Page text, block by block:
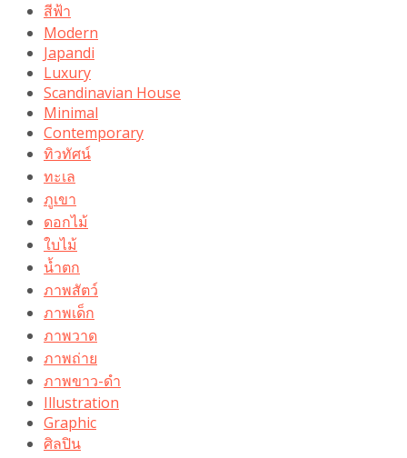
สีฟ้า
Modern
Japandi
Luxury
Scandinavian House
Minimal
Contemporary
ทิวทัศน์
ทะเล
ภูเขา
ดอกไม้
ใบไม้
น้ำตก
ภาพสัตว์
ภาพเด็ก
ภาพวาด
ภาพถ่าย
ภาพขาว-ดำ
Illustration
Graphic
ศิลปิน